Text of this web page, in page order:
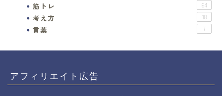
筋トレ 64
考え方 18
言葉 7
アフィリエイト広告